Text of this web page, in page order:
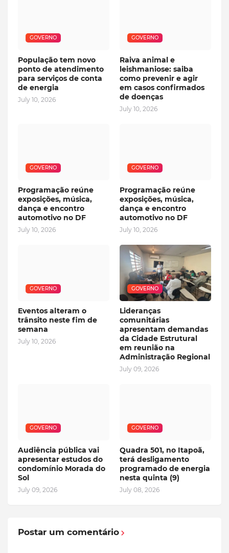
GOVERNO
População tem novo
ponto de atendimento
para serviços de conta
de energia
July 10, 2026
GOVERNO
Raiva animal e
leishmaniose: saiba
como prevenir e agir
em casos confirmados
de doenças
July 10, 2026
GOVERNO
Programação reúne
exposições, música,
dança e encontro
automotivo no DF
July 10, 2026
GOVERNO
Programação reúne
exposições, música,
dança e encontro
automotivo no DF
July 10, 2026
GOVERNO
Eventos alteram o
trânsito neste fim de
semana
July 10, 2026
GOVERNO
Lideranças
comunitárias
apresentam demandas
da Cidade Estrutural
em reunião na
Administração Regional
July 09, 2026
GOVERNO
Audiência pública vai
apresentar estudos do
condomínio Morada do
Sol
July 09, 2026
GOVERNO
Quadra 501, no Itapoã,
terá desligamento
programado de energia
nesta quinta (9)
July 08, 2026
Postar um comentário